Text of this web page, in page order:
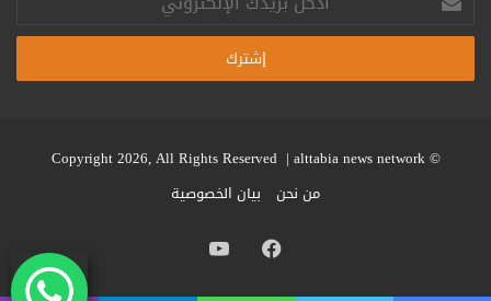
بريدك
الإلكتروني
© Copyright 2026, All Rights Reserved |
alttabia news network
من نحن
بيان الخصوصية
فيسبوك